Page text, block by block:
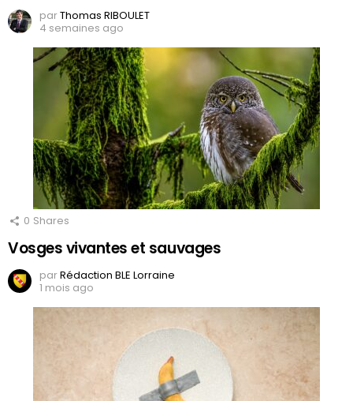
parThomas RIBOULET
4 semaines ago
0 Shares
Vosges vivantes et sauvages
parRédaction BLE Lorraine
1 mois ago